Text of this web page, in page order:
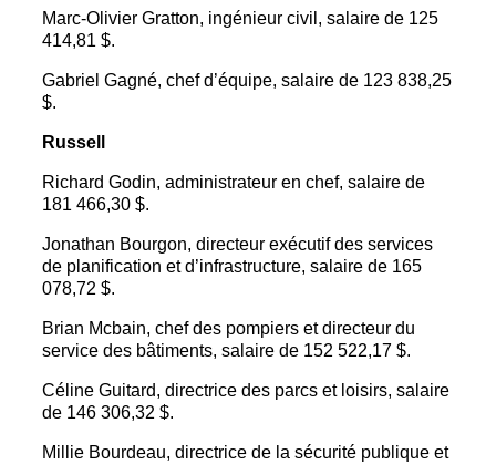
Marc-Olivier Gratton, ingénieur civil, salaire de 125
414,81 $.
Gabriel Gagné, chef d’équipe, salaire de 123 838,25
$.
Russell
Richard Godin, administrateur en chef, salaire de
181 466,30 $.
Jonathan Bourgon, directeur exécutif des services
de planification et d’infrastructure, salaire de 165
078,72 $.
Brian Mcbain, chef des pompiers et directeur du
service des bâtiments, salaire de 152 522,17 $.
Céline Guitard, directrice des parcs et loisirs, salaire
de 146 306,32 $.
Millie Bourdeau, directrice de la sécurité publique et